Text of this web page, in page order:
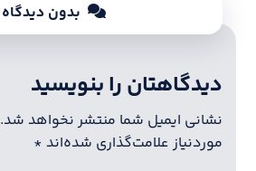
بدون دیدگاه
دیدگاهتان را بنویسید
نشانی ایمیل شما منتشر نخواهد شد.
موردنیاز علامت‌گذاری شده‌اند *